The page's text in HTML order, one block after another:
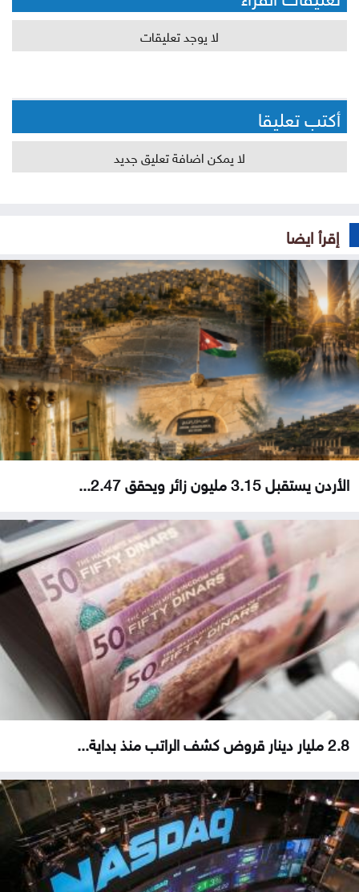
لا يوجد تعليقات
أكتب تعليقا
لا يمكن اضافة تعليق جديد
إقرأ ايضا
الأردن يستقبل 3.15 مليون زائر ويحقق 2.47...
2.8 مليار دينار قروض كشف الراتب منذ بداية...